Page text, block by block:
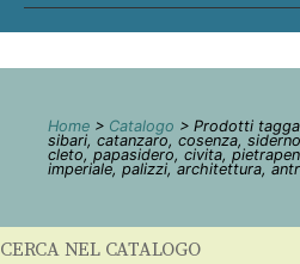
Home > Catalogo > Prodotti
sibari, catanzaro, cosenza,
cleto, papasidero, civita,
imperiale, palizzi, architettura,
CERCA NEL CATALOGO